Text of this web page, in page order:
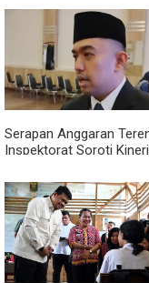
Serapan Anggaran
Inspektorat Soroti